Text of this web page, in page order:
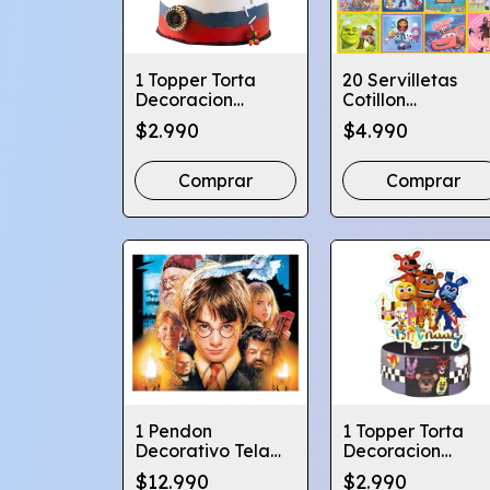
1 Topper Torta
Decoracion
Cumpleaños -
Varios Diseños
$2.990
Comprar
20 Servilletas
Cotillon
Cumpleaños
Diseños Infantiles
$4.990
Comprar
1 Pendon
Decorativo Tela
Cotillon
$12.990
1 Topper Torta
Decoracion
Cumpleaños -
$2.990